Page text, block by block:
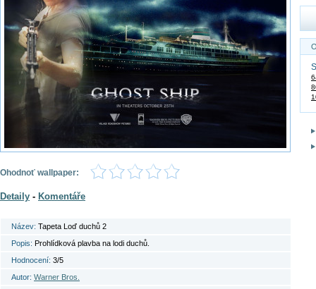
Ohodnoť wallpaper:
Detaily - Komentáře
Název: Tapeta Loď duchů 2
Popis: Prohlídková plavba na lodi duchů.
Hodnocení: 3/5
Autor: Warner Bros.